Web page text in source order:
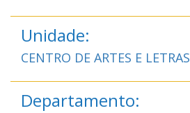
Unidade:
CENTRO DE ARTES E LETRAS
Departamento: